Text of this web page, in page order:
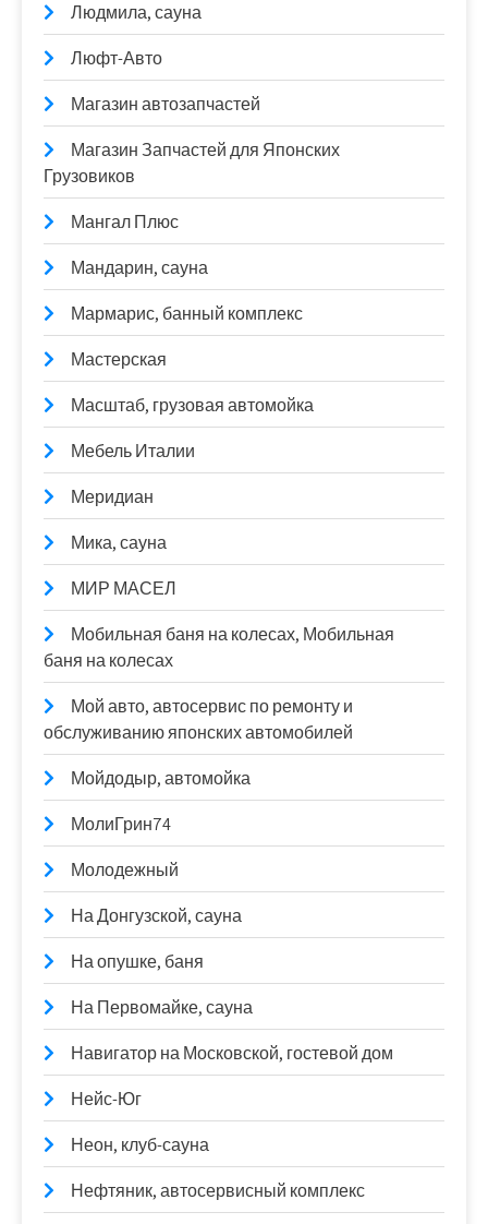
Людмила, сауна
Люфт-Авто
Магазин автозапчастей
Магазин Запчастей для Японских
Грузовиков
Мангал Плюс
Мандарин, сауна
Мармарис, банный комплекс
Мастерская
Масштаб, грузовая автомойка
Мебель Италии
Меридиан
Мика, сауна
МИР МАСЕЛ
Мобильная баня на колесах, Мобильная
баня на колесах
Мой авто, автосервис по ремонту и
обслуживанию японских автомобилей
Мойдодыр, автомойка
МолиГрин74
Молодежный
На Донгузской, сауна
На опушке, баня
На Первомайке, сауна
Навигатор на Московской, гостевой дом
Нейс-Юг
Неон, клуб-сауна
Нефтяник, автосервисный комплекс